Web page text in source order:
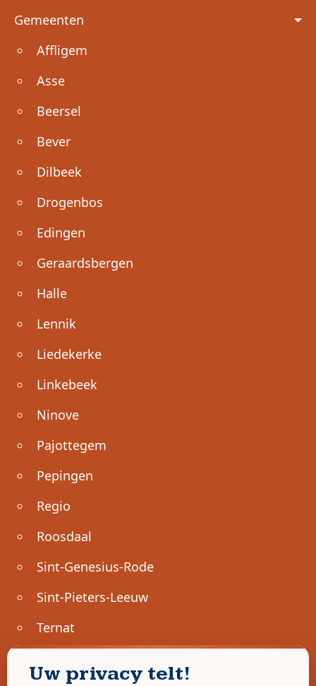
Voet
Gemeenten
Affligem
Asse
Beersel
Bever
Dilbeek
Drogenbos
Edingen
Geraardsbergen
Halle
Lennik
Liedekerke
Linkebeek
Ninove
Pajottegem
Pepingen
Regio
Roosdaal
Sint-Genesius-Rode
Sint-Pieters-Leeuw
Ternat
Uw privacy telt!